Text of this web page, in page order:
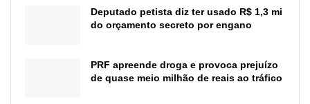
Deputado petista diz ter usado R$ 1,3 mi
do orçamento secreto por engano
PRF apreende droga e provoca prejuízo
de quase meio milhão de reais ao tráfico